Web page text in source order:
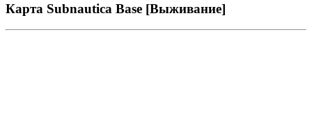
Карта Subnautica Base [Выживание]